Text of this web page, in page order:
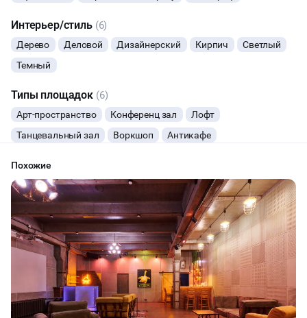
Интерьер/стиль (6)
Дерево Деловой Дизайнерский Кирпич
Светлый
Темный
Типы площадок (6)
Арт-пространство Конференц зал
Лофт
Танцевальный зал
Воркшоп Антикафе
КОНФЕРЕНЦИИ
ТИМБИЛДИНГ
Похожие